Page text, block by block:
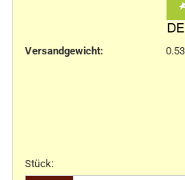
Versandgewicht: 0.53
Stück: